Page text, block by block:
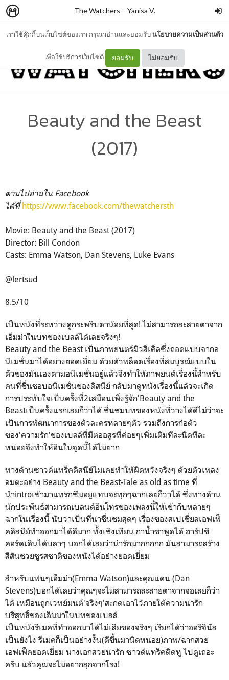
เราใช้คุ๊กกี้บนเว็บไซต์ของเรา กรุณาอ่านและยอมรับนโยบายความเป็นส่วนตัว
เพื่อใช้บริการเว็บไซต์ ยอมรับ ไม่ยอมรับ
The Watchers – Yanisa V.
Beauty and the Beast
(2017)
ตามไปอ่านใน Facebook
ได้ที่https://www.facebook.com/thewatchersth
Movie: Beauty and the Beast (2017)
Director: Bill Condon
Casts: Emma Watson, Dan Stevens, Luke Evans
@lertsud
8.5/10
เป็นหนังที่ระหว่างดูกระพริบตาน้อยที่สุด! ไม่สามารถละสายตาจาก
เอ็มม่าในบทของเบลล์ได้เลยจริงๆ!
Beauty and the Beast เป็นภาพยนตร์มิวสิเคิลซึ่งถอดแบบจากอ
นิเมชั่นมาได้อย่างยอดเยี่ยม ด้วยตัวพล็อตเรื่องที่สมบูรณ์แบบใน
ตัวของมันเองตามอนิเมชั่นอยู่แล้วจึงทำให้ภาพยนต์เรื่องนี้สำหรับ
คนที่ชื่นชอบอนิเมชั่นของดิสนีย์ กลับมาดูหนังเรื่องนี้แล้วจะเกิด
การประทับใจเป็นครั้งที่2เสมือนเพิ่งรู้จัก'Beauty and the
Beastเป็นครั้งแรกเลยก็ว่าได้ ชื่นชมบทของหนังที่วางได้ดีไม่ว่าจะ
เป็นการพัฒนาการของตัวละครหลายๆตัว รวมถึงการก่อตัว
ของ'ความรัก'ของเบลล์ที่มีต่ออสูรที่ค่อยๆเพิ่มเติมทีละนิดทีละ
หน่อยจึงทำให้อินในจุดนี้ได้ไม่ยาก
ทางด้านซาวด์แทร็คดิสนีย์ไม่เคยทำให้ผิดหวังจริงๆ ด้วยตัวเพลง
อมตะอย่าง Beauty and the Beast-Tale as old as time ที่
นำintroเข้ามาแทรกซึมอยู่แทบจะทุกๆฉากเลยก็ว่าได้ ซึ่งทางด้าน
นักประพันธ์สามารถเบลนด์อินโทรของเพลงนี้ให้เข้ากับหลายๆ
ฉากในเรื่องนี้ นับว่าเป็นที่น่าชื่นชมสุดๆ เรื่องของสเปเชี่ยลเอฟเฟ็
คดิสนีย์ทำออกมาได้ดีมาก ทั้งเชิงเทียน กานํ้าชาพูดได้ ฮาร์ปซิ
คอร์ดเดินได้บลาๆ บอกได้เลยว่าน่ารักมากกกกก มันสามารถสร้าง
สีสันช่วยชูรสชาติของหนังได้อย่างยอดเยี่ยม
สำหรับแฟนๆเอ็มม่า(Emma Watson)และคุณแดน (Dan
Stevens)บอกได้เลยว่าคุณๆจะไม่สามารถละสายตาจากจอเลยก็ว่า
ได้ เหมือนถูกเวทย์มนต์'จริงๆ'สะกดเอาไว้ภายใต้ความน่ารัก
บริสุทธิ์ของเอ็มม่าในบทของเบลล์
เป็นหนังรีเมคที่ทำออกมาได้ไม่เสียของจริงๆ เรียกได้ว่าออริจินัล
เป็นยังไง รีเมคก็เป็นอย่างงั้น(ดีขึ้นมานิดหน่อย)ภาพ/ฉากสวย
เอฟเฟ็คยอดเยี่ยม นางเอกสวยน่ารัก ซาวด์แทร็คติดหู ไปดูเถอะ
ครับ แล้วคุณจะไม่อยากลุกจากโรง!